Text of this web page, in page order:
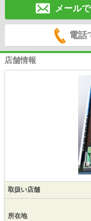
メール
電話
店舗情報
取扱い店舗
所在地